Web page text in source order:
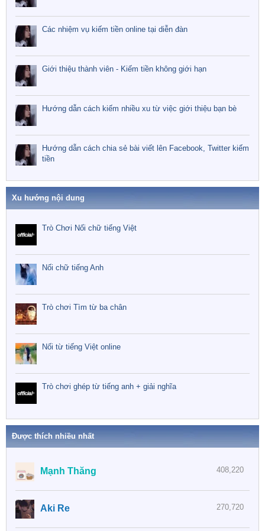
Các nhiệm vụ kiếm tiền online tại diễn đàn
Giới thiệu thành viên - Kiếm tiền không giới hạn
Hướng dẫn cách kiếm nhiều xu từ việc giới thiệu bạn bè
Hướng dẫn cách chia sẻ bài viết lên Facebook, Twitter kiếm
tiền
Xu hướng nội dung
Trò Chơi Nối chữ tiếng Việt
Nối chữ tiếng Anh
Trò chơi Tìm từ ba chân
Nối từ tiếng Việt online
Trò chơi ghép từ tiếng anh + giải nghĩa
Được thích nhiều nhất
408,220
Mạnh Thăng
270,720
Aki Re